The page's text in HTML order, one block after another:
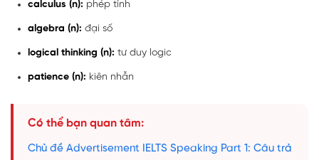
calculus (n): phép tính
algebra (n): đại số
logical thinking (n): tư duy logic
patience (n): kiên nhẫn
Có thể bạn quan tâm:
Chủ đề Advertisement IELTS Speaking Part 1: Câu trả